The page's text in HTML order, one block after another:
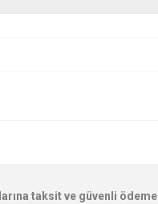
taksit ve güvenli ödeme